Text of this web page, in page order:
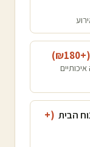
(+₪
180
)
הבית (+